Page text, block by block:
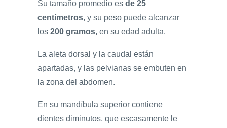
Su tamaño promedio es de 25
centímetros, y su peso puede alcanzar
los 200 gramos, en su edad adulta.
La aleta dorsal y la caudal están
apartadas, y las pelvianas se embuten en
la zona del abdomen.
En su mandíbula superior contiene
dientes diminutos, que escasamente le